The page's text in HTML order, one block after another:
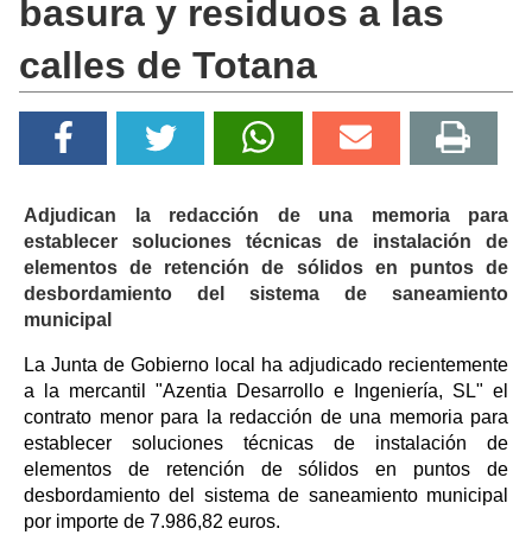
basura y residuos a las
calles de Totana
Adjudican la redacción de una memoria para
establecer soluciones técnicas de instalación de
elementos de retención de sólidos en puntos de
desbordamiento del sistema de saneamiento
municipal
La Junta de Gobierno local ha adjudicado recientemente
a la mercantil "Azentia Desarrollo e Ingeniería, SL" el
contrato menor para la redacción de una memoria para
establecer soluciones técnicas de instalación de
elementos de retención de sólidos en puntos de
desbordamiento del sistema de saneamiento municipal
por importe de 7.986,82 euros.